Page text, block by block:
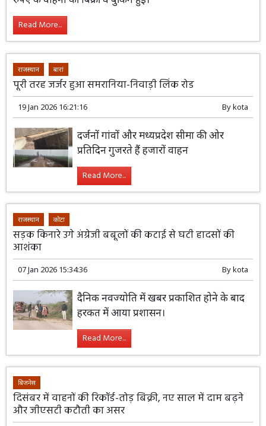
Read More...
राजस्थान बारां
पूरी तरह जर्जर हुआ समरानिया-निवाड़ी लिंक रोड
19 Jan 2026 16:21:16 Bykota
दर्जनों गांवों और मध्यप्रदेश सीमा की ओर
प्रतिदिन गुजरते हैं हजारों वाहन
Read More...
राजस्थान कोटा
सड़क किनारे उगे अंग्रेजी बबूलों की कटाई से घटी हादसों की
आशंका
07 Jan 2026 15:34:36 Bykota
दैनिक नवज्योति में खबर प्रकाशित होने के बाद
हरकत में आया प्रशासन।
Read More...
बिजनेस
दिसंबर में वाहनों की रिकॉर्ड-तोड़ बिक्री, नए साल में दाम बढ़ने
और जीएसटी कटौती का असर